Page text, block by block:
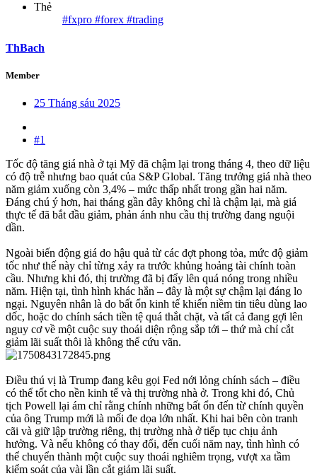
Thẻ
#fxpro #forex #trading
ThBach
Member
25 Tháng sáu 2025
#1
Tốc độ tăng giá nhà ở tại Mỹ đã chậm lại trong tháng 4, theo dữ liệu
có độ trễ nhưng bao quát của S&P Global. Tăng trưởng giá nhà theo
năm giảm xuống còn 3,4% – mức thấp nhất trong gần hai năm.
Đáng chú ý hơn, hai tháng gần đây không chỉ là chậm lại, mà giá
thực tế đã bắt đầu giảm, phản ánh nhu cầu thị trường đang nguội
dần.
Ngoài biến động giá do hậu quả từ các đợt phong tỏa, mức độ giảm
tốc như thế này chỉ từng xảy ra trước khủng hoảng tài chính toàn
cầu. Nhưng khi đó, thị trường đã bị đẩy lên quá nóng trong nhiều
năm. Hiện tại, tình hình khác hẳn – đây là một sự chậm lại đáng lo
ngại. Nguyên nhân là do bất ổn kinh tế khiến niềm tin tiêu dùng lao
dốc, hoặc do chính sách tiền tệ quá thắt chặt, và tất cả đang gợi lên
nguy cơ về một cuộc suy thoái diện rộng sắp tới – thứ mà chỉ cắt
giảm lãi suất thôi là không thể cứu vãn.
Điều thú vị là Trump đang kêu gọi Fed nới lỏng chính sách – điều
có thể tốt cho nền kinh tế và thị trường nhà ở. Trong khi đó, Chủ
tịch Powell lại ám chỉ rằng chính những bất ổn đến từ chính quyền
của ông Trump mới là mối đe dọa lớn nhất. Khi hai bên còn tranh
cãi và giữ lập trường riêng, thị trường nhà ở tiếp tục chịu ảnh
hưởng. Và nếu không có thay đổi, đến cuối năm nay, tình hình có
thể chuyển thành một cuộc suy thoái nghiêm trọng, vượt xa tầm
kiểm soát của vài lần cắt giảm lãi suất.